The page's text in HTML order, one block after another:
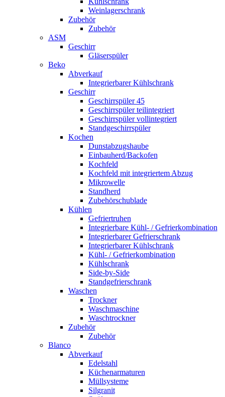
Weinlagerschrank
Zubehör
Zubehör
ASM
Geschirr
Gläserspüler
Beko
Abverkauf
Integrierbarer Kühlschrank
Geschirr
Geschirrspüler 45
Geschirrspüler teilintegriert
Geschirrspüler vollintegriert
Standgeschirrspüler
Kochen
Dunstabzugshaube
Einbauherd/Backofen
Kochfeld
Kochfeld mit integriertem Abzug
Mikrowelle
Standherd
Zubehörschublade
Kühlen
Gefriertruhen
Integrierbare Kühl- / Gefrierkombination
Integrierbarer Gefrierschrank
Integrierbarer Kühlschrank
Kühl- / Gefrierkombination
Kühlschrank
Side-by-Side
Standgefrierschrank
Waschen
Trockner
Waschmaschine
Waschtrockner
Zubehör
Zubehör
Blanco
Abverkauf
Edelstahl
Küchenarmaturen
Müllsysteme
Silgranit